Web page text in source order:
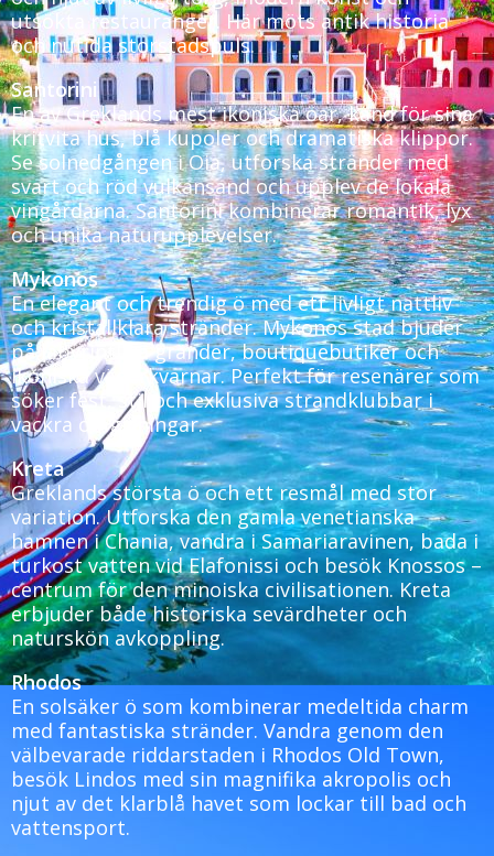
utsökta restauranger. Här möts antik historia
och nutida storstadspuls.
Santorini
En av Greklands mest ikoniska öar, känd för sina
kritvita hus, blå kupoler och dramatiska klippor.
Se solnedgången i Oia, utforska stränder med
svart och röd vulkansand och upplev de lokala
vingårdarna. Santorini kombinerar romantik, lyx
och unika naturupplevelser.
Mykonos
En elegant och trendig ö med ett livligt nattliv
och kristallklara stränder. Mykonos stad bjuder
på labyrintlika gränder, boutiquebutiker och
ikoniska väderkvarnar. Perfekt för resenärer som
söker fest, stil och exklusiva strandklubbar i
vackra omgivningar.
Kreta
Greklands största ö och ett resmål med stor
variation. Utforska den gamla venetianska
hamnen i Chania, vandra i Samariaravinen, bada i
turkost vatten vid Elafonissi och besök Knossos –
centrum för den minoiska civilisationen. Kreta
erbjuder både historiska sevärdheter och
naturskön avkoppling.
Rhodos
En solsäker ö som kombinerar medeltida charm
med fantastiska stränder. Vandra genom den
välbevarade riddarstaden i Rhodos Old Town,
besök Lindos med sin magnifika akropolis och
njut av det klarblå havet som lockar till bad och
vattensport.